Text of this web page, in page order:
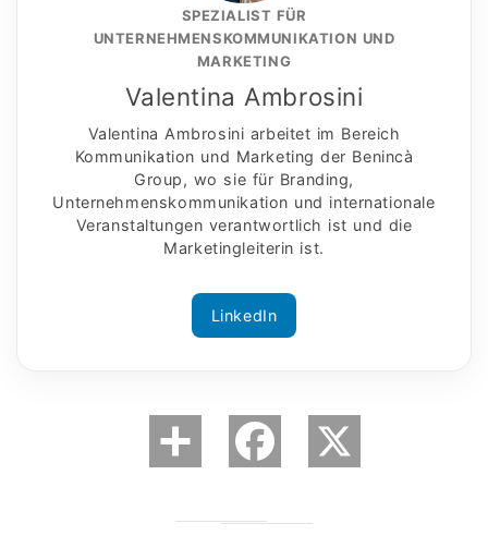
SPEZIALIST FÜR
UNTERNEHMENSKOMMUNIKATION UND
MARKETING
Valentina Ambrosini
Valentina Ambrosini arbeitet im Bereich
Kommunikation und Marketing der Benincà
Group, wo sie für Branding,
Unternehmenskommunikation und internationale
Veranstaltungen verantwortlich ist und die
Marketingleiterin ist.
LinkedIn